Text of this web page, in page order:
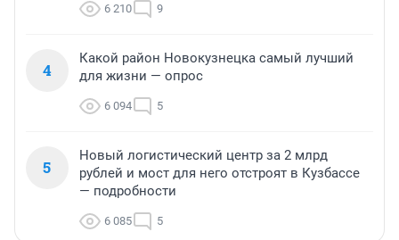
6 210 9
4
Какой район Новокузнецка самый лучший
для жизни — опрос
6 094 5
5
Новый логистический центр за 2 млрд
рублей и мост для него отстроят в Кузбассе
— подробности
6 085 5